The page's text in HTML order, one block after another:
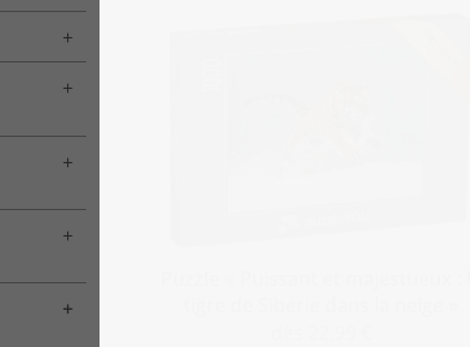
Toggle menu
Toggle menu
Toggle menu
Toggle menu
Toggle menu